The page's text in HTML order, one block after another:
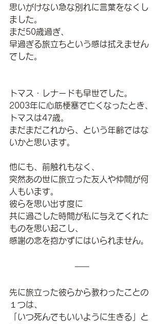
思いがけない急な別れに言葉をなくし
ました。
まだ50歳過ぎ、
早過ぎる旅立ちという感は拭えません
でした。
トマス・レナードも早世でした。
2003年に心筋梗塞で亡くなったとき、
トマスは47歳。
まだまだこれから、という年齢ではな
いかと思います。
他にも、前触れもなく、
突然あの世に旅立った友人や仲間が何
人もいます。
彼らを思い出す度に
共に過ごした時間が私に与えてくれた
ものを思い起こし、
感謝の念を抱かずにはいられません。
先に旅立った彼らから教わったことの
１つは、
「いつ死んでもいいように生きる」と